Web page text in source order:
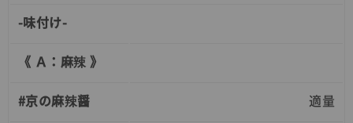
-味付け-
《 Ａ：麻辣 》
#京の麻辣醤 適量